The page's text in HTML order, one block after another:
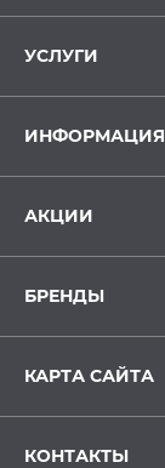
УСЛУГИ
ИНФОРМАЦИЯ
АКЦИИ
БРЕНДЫ
КАРТА САЙТА
КОНТАКТЫ